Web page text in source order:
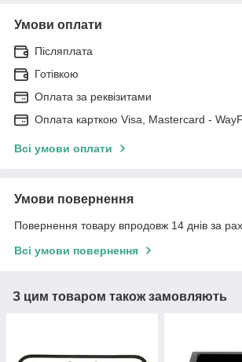
Умови оплати
Післяплата
Готівкою
Оплата за реквізитами
Оплата карткою Visa, Mastercard -
Всі умови оплати
Умови повернення
Повернення товару впродовж 14 днів за
Всі умови повернення
З цим товаром також замовляють